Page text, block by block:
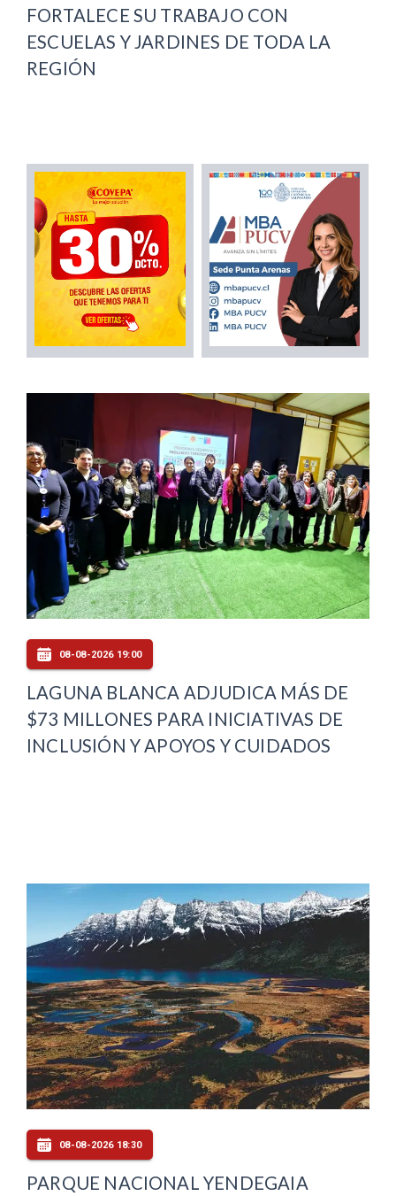
FORTALECE SU TRABAJO CON
ESCUELAS Y JARDINES DE TODA LA
REGIÓN
08-08-2026 19:00
LAGUNA BLANCA ADJUDICA MÁS DE
$73 MILLONES PARA INICIATIVAS DE
INCLUSIÓN Y APOYOS Y CUIDADOS
08-08-2026 18:30
PARQUE NACIONAL YENDEGAIA